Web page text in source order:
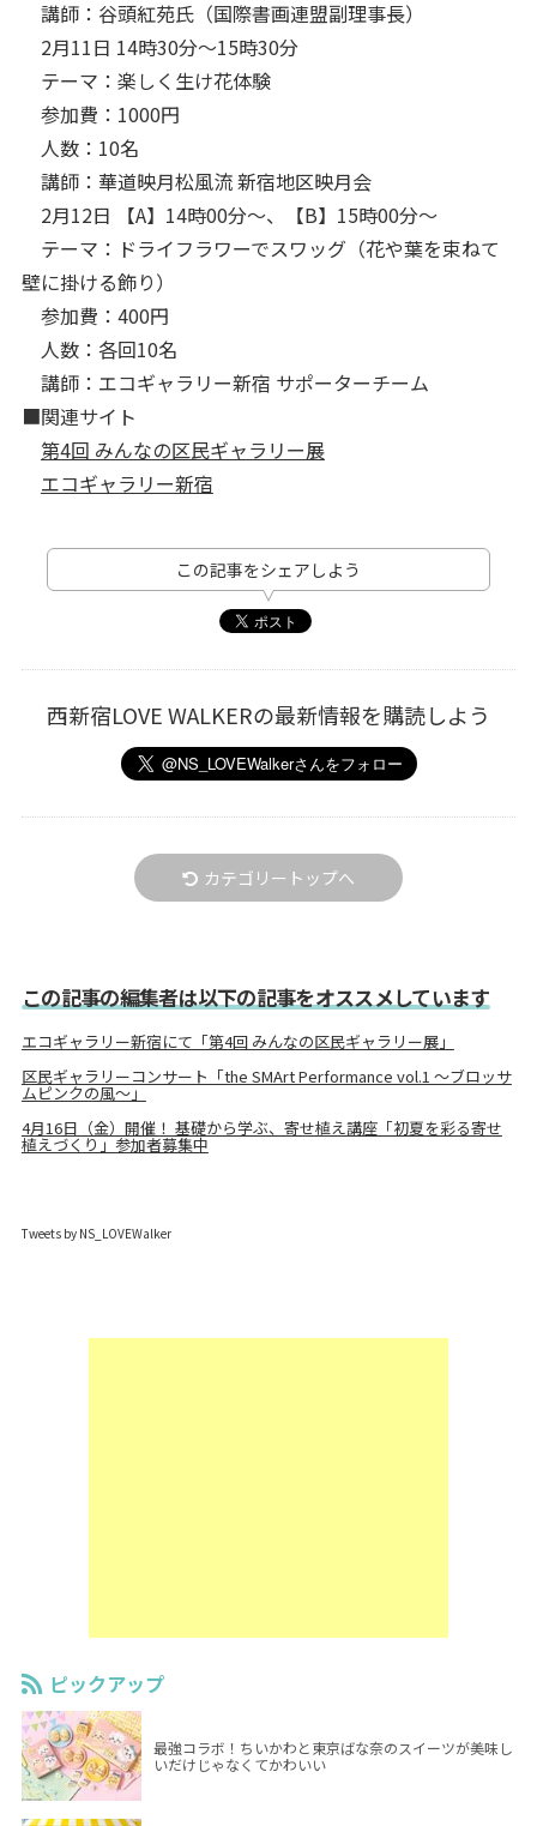
講師：谷頭紅苑氏（国際書画連盟副理事長）
2月11日 14時30分～15時30分
テーマ：楽しく生け花体験
参加費：1000円
人数：10名
講師：華道映月松風流 新宿地区映月会
2月12日 【A】14時00分～、【B】15時00分～
テーマ：ドライフラワーでスワッグ（花や葉を束ねて
壁に掛ける飾り）
参加費：400円
人数：各回10名
講師：エコギャラリー新宿 サポーターチーム
■関連サイト
第4回 みんなの区民ギャラリー展
エコギャラリー新宿
この記事をシェアしよう
西新宿LOVE WALKERの最新情報を購読しよう
カテゴリートップへ
この記事の編集者は以下の記事をオススメしています
エコギャラリー新宿にて「第4回 みんなの区民ギャラリー展」
区民ギャラリーコンサート「the SMArt Performance vol.1 ～ブロッサ
ムピンクの風〜」
4月16日（金）開催！ 基礎から学ぶ、寄せ植え講座「初夏を彩る寄せ
植えづくり」参加者募集中
Tweets by NS_LOVEWalker
ピックアップ
最強コラボ！ちいかわと東京ばな奈のスイーツが美味し
いだけじゃなくてかわいい